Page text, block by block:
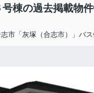
棟の過去掲載物
市「灰塚（合志市）」バ